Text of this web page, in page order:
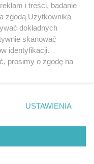
FACEBOOK KONTAKT
Muzyka i kultura
Archiwum wydarzeń
Zdjęcia miasta
i treści, badanie
zgodą Użytkownika
dokładnych
skanować
identyfikacji.
prosimy o zgodę na
strony
. Niektóre
zastosowania tylko
USTAWIENIA